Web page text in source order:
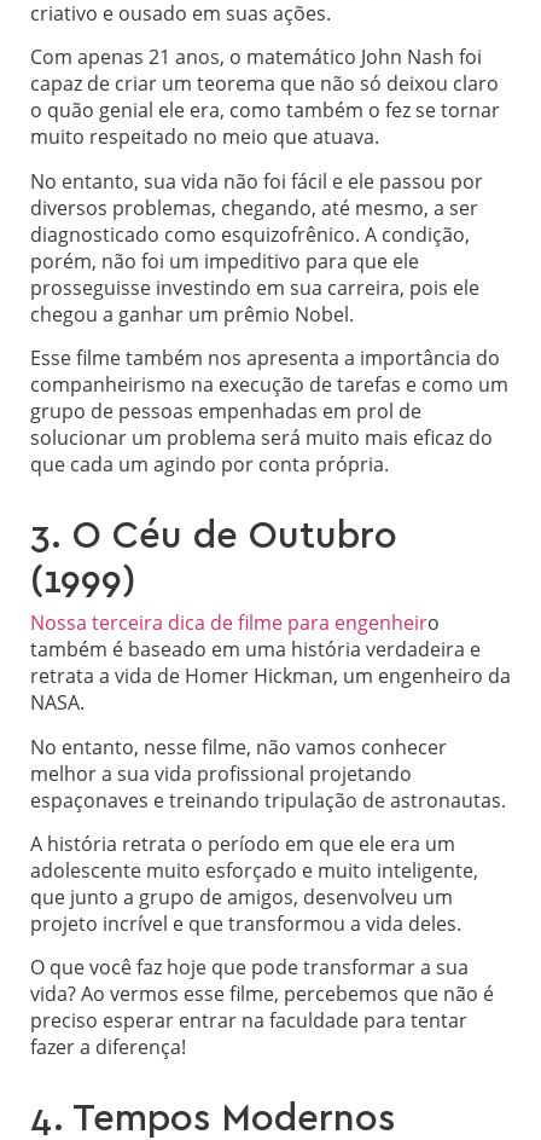
criativo e ousado em suas ações.
Com apenas 21 anos, o matemático John Nash foi
capaz de criar um teorema que não só deixou claro
o quão genial ele era, como também o fez se tornar
muito respeitado no meio que atuava.
No entanto, sua vida não foi fácil e ele passou por
diversos problemas, chegando, até mesmo, a ser
diagnosticado como esquizofrênico. A condição,
porém, não foi um impeditivo para que ele
prosseguisse investindo em sua carreira, pois ele
chegou a ganhar um prêmio Nobel.
Esse filme também nos apresenta a importância do
companheirismo na execução de tarefas e como um
grupo de pessoas empenhadas em prol de
solucionar um problema será muito mais eficaz do
que cada um agindo por conta própria.
3. O Céu de Outubro
(1999)
Nossa terceira dica de filme para engenheiro
também é baseado em uma história verdadeira e
retrata a vida de Homer Hickman, um engenheiro da
NASA.
No entanto, nesse filme, não vamos conhecer
melhor a sua vida profissional projetando
espaçonaves e treinando tripulação de astronautas.
A história retrata o período em que ele era um
adolescente muito esforçado e muito inteligente,
que junto a grupo de amigos, desenvolveu um
projeto incrível e que transformou a vida deles.
O que você faz hoje que pode transformar a sua
vida? Ao vermos esse filme, percebemos que não é
preciso esperar entrar na faculdade para tentar
fazer a diferença!
4. Tempos Modernos